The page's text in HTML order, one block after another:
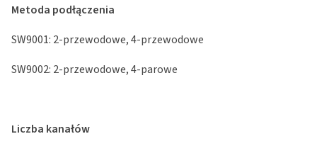
Metoda podłączenia
SW9001: 2-przewodowe, 4-przewodowe
SW9002: 2-przewodowe, 4-parowe
Liczba kanałów